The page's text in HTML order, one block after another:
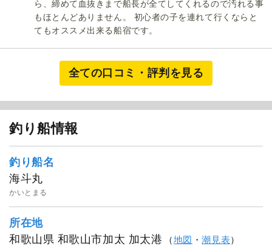
ら、締めて血抜きまで船長が全てしてくれるので汚れる事
もほとんどありません。 初心者の子を連れて行くならと
てもオススメ出来る船宿です。
全ての口コミ・評判を見る
釣り船情報
釣り船名
海斗丸
かいとまる
所在地
和歌山県 和歌山市加太 加太港
（地図 ・潮見表）